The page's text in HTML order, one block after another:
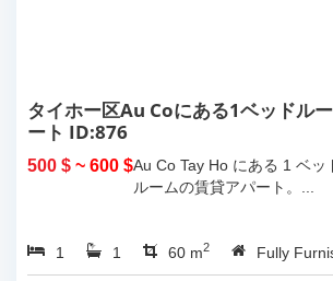
タイホー区Au Coにある1ベッドル
ート ID:876
500 $ ~ 600 $Au Co Tay Ho にある 1 ベッ
ルームの賃貸アパート。...
1 1 60 m2 Fully